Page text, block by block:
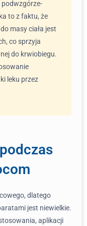
to z faktu, że
masy ciała jest
co sprzyja
do krwiobiegu.
leku przez
dlatego
jest niewielkie.
aplikacji